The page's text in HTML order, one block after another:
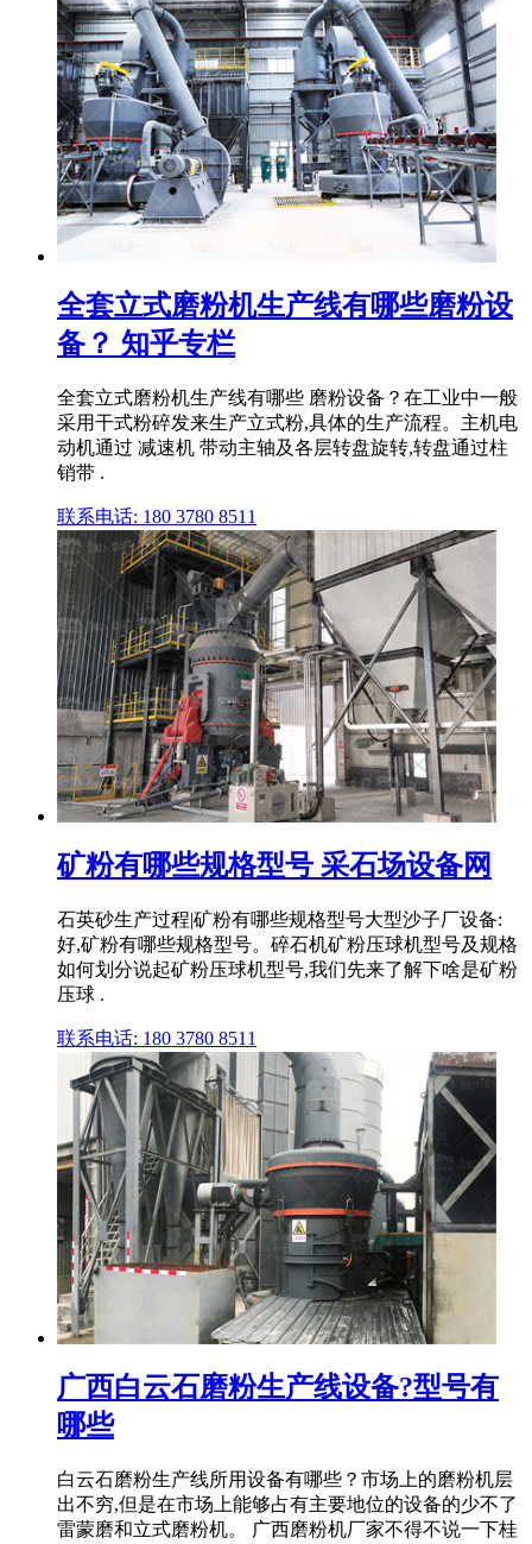
全套立式磨粉机生产线有哪些磨粉设
备？ 知乎专栏
全套立式磨粉机生产线有哪些 磨粉设备？在工业中一般
采用干式粉碎发来生产立式粉,具体的生产流程。主机电
动机通过 减速机 带动主轴及各层转盘旋转,转盘通过柱
销带 .
联系电话: 180 3780 8511
矿粉有哪些规格型号 采石场设备网
石英砂生产过程|矿粉有哪些规格型号大型沙子厂设备:
好,矿粉有哪些规格型号。碎石机矿粉压球机型号及规格
如何划分说起矿粉压球机型号,我们先来了解下啥是矿粉
压球 .
联系电话: 180 3780 8511
广西白云石磨粉生产线设备?型号有
哪些
白云石磨粉生产线所用设备有哪些？市场上的磨粉机层
出不穷,但是在市场上能够占有主要地位的设备的少不了
雷蒙磨和立式磨粉机。 广西磨粉机厂家不得不说一下桂